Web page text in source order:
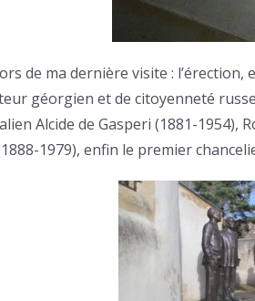
de ma dernière visite : l’érection,
géorgien et de citoyenneté
Alcide de Gasperi (1881-
1979), enfin le premier